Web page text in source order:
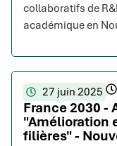
collaboratifs de
académique en
27 juin 2025
France 2030 -
"Amélioration
filières" -